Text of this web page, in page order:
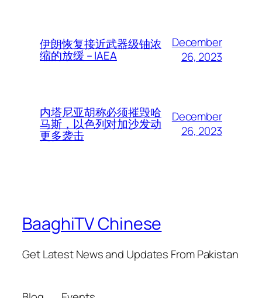
伊朗恢复接近武器级铀浓
缩的放缓 – IAEA
December
26, 2023
内塔尼亚胡称必须摧毁哈
马斯，以色列对加沙发动
更多袭击
December
26, 2023
BaaghiTV Chinese
Get Latest News and Updates From Pakistan